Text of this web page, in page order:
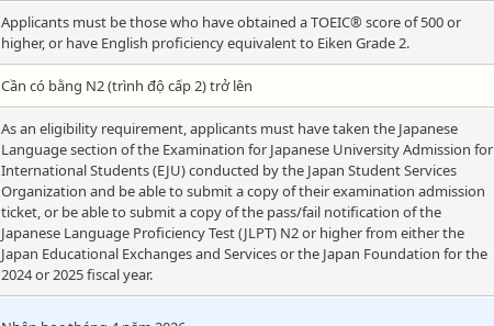
Applicants must be those who have obtained a TOEIC® score of 500 or
higher, or have English proficiency equivalent to Eiken Grade 2.
Cần có bằng N2 (trình độ cấp 2) trở lên
As an eligibility requirement, applicants must have taken the Japanese
Language section of the Examination for Japanese University Admission for
International Students (EJU) conducted by the Japan Student Services
Organization and be able to submit a copy of their examination admission
ticket, or be able to submit a copy of the pass/fail notification of the
Japanese Language Proficiency Test (JLPT) N2 or higher from either the
Japan Educational Exchanges and Services or the Japan Foundation for the
2024 or 2025 fiscal year.